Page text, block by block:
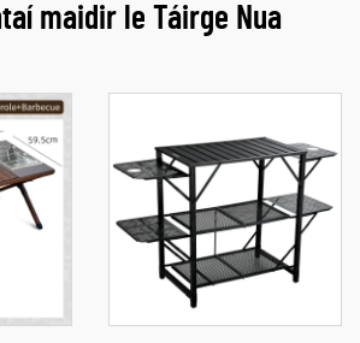
maidir le Táirge Nua